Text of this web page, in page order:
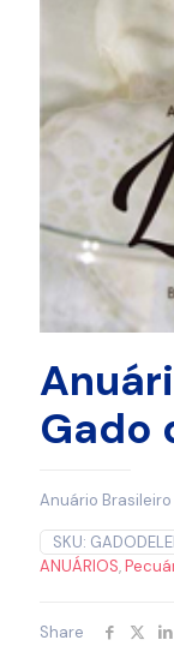
Gado
Anuário
SKU:
ANUÁRIOS,
Share